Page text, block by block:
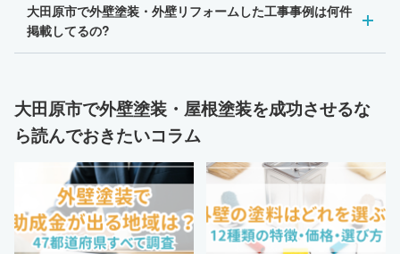
大田原市で外壁塗装・外壁リフォームした工事事例は何件
掲載してるの?
大田原市で外壁塗装・屋根塗装を成功させるな
ら読んでおきたいコラム